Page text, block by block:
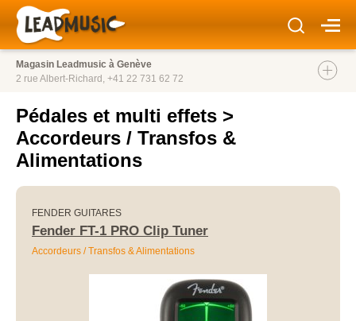
Magasin Leadmusic à Genève
2 rue Albert-Richard, +41 22 731 62 72
Pédales et multi effets >
Accordeurs / Transfos &
Alimentations
FENDER GUITARES
Fender FT-1 PRO Clip Tuner
Accordeurs / Transfos & Alimentations